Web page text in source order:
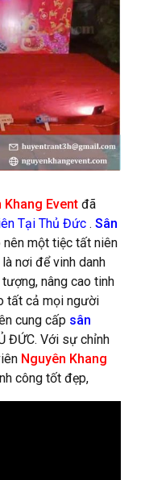
Khang Event đã
Tại Thủ Đức . Sân
nên một tiệc tất niên
nơi để vinh danh
nâng cao tinh
tất cả mọi người
cung cấp sân
ĐỨC. Với sự chỉnh
Nguyên Khang
công tốt đẹp,